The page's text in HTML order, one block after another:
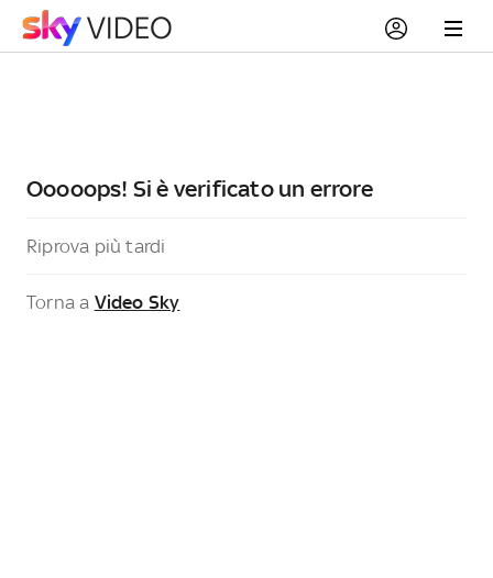
Ooooops! Si è verificato un errore
Riprova più tardi
Torna a Video Sky